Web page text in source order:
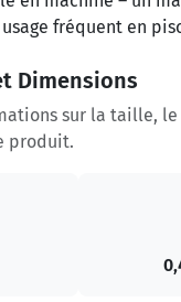
fréquent en
Dimensions
sur la taille,
produit.